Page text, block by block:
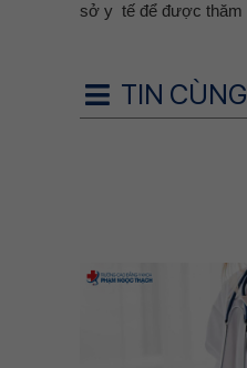
sở y tế để được thăm
TIN